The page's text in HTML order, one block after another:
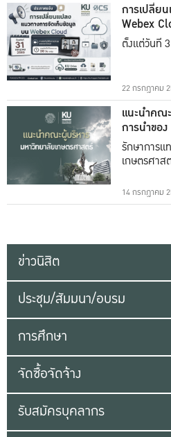
การเปลี่ย
Webex
ตั้งแต่วันที่
22 กรกฎาคม
แนะนำคณ
การนำขอ
ธรรม
รักษาการ
เกษตรศาส
14 กรกฎาคม
ข่าวนิสิต
ประชุม/สัมมนา/อบรม
การศึกษา
จัดซื้อจัดจ้าง
รับสมัครบุคลากร